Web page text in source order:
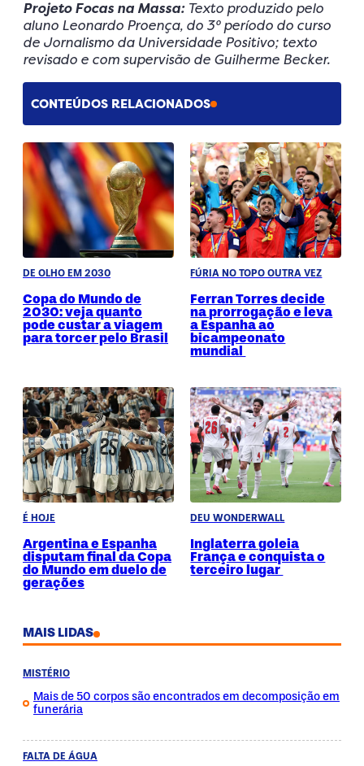
Projeto Focas na Massa:Texto produzido pelo
aluno Leonardo Proença, do 3° período do curso
de Jornalismo da Universidade Positivo; texto
revisado e com supervisão de Guilherme Becker.
CONTEÚDOS RELACIONADOS
DE OLHO EM 2030
Copa do Mundo de
2030: veja quanto
pode custar a viagem
para torcer pelo Brasil
FÚRIA NO TOPO OUTRA VEZ
Ferran Torres decide
na prorrogação e leva
a Espanha ao
bicampeonato
mundial
É HOJE
Argentina e Espanha
disputam final da Copa
do Mundo em duelo de
gerações
DEU WONDERWALL
Inglaterra goleia
França e conquista o
terceiro lugar
MAIS LIDAS
MISTÉRIO
Mais de 50 corpos são encontrados em decomposição em
funerária
FALTA DE ÁGUA